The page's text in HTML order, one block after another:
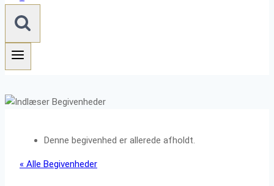
Denne begivenhed er allerede afholdt.
« Alle Begivenheder